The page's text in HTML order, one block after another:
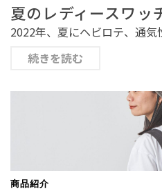
夏のレディースワッ
2022年、夏にヘビロテ、通
続きを読む
商品紹介